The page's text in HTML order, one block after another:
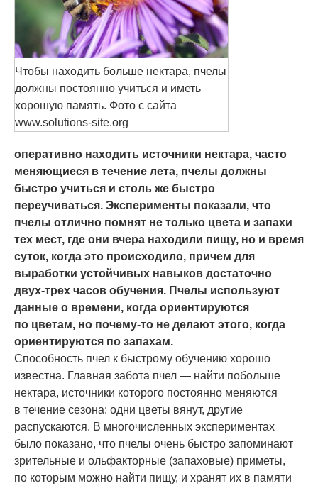
Чтобы находить больше нектара, пчелы
должны постоянно учиться и иметь
хорошую память. Фото с сайта
www.solutions-site.org
оперативно находить источники нектара, часто
меняющиеся в течение лета, пчелы должны
быстро учиться и столь же быстро
переучиваться. Эксперименты показали, что
пчелы отлично помнят не только цвета и запахи
тех мест, где они вчера находили пищу, но и время
суток, когда это происходило, причем для
выработки устойчивых навыков достаточно
двух-трех часов обучения. Пчелы используют
данные о времени, когда ориентируются
по цветам, но почему-то не делают этого, когда
ориентируются по запахам.
Способность пчел к быстрому обучению хорошо
известна. Главная забота пчел — найти побольше
нектара, источники которого постоянно меняются
в течение сезона: одни цветы вянут, другие
распускаются. В многочисленных экспериментах
было показано, что пчелы очень быстро запоминают
зрительные и ольфакторные (запаховые) приметы,
по которым можно найти пищу, и хранят их в памяти